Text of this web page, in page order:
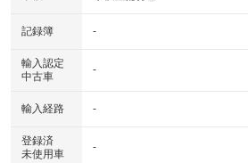
記録簿 -
輸入認定
中古車
-
輸入経路 -
登録済
未使用車
-